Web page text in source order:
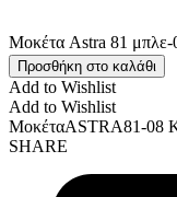
Μοκέτα Astra 81 μπλε-
Προσθήκη στο καλάθι
Add to Wishlist
Add to Wishlist
ΜοκέταASTRA81-08
SHARE